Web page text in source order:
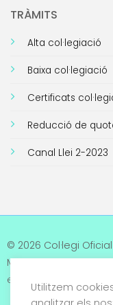
TRÀMITS
Alta col·legiació
Baixa col·legiació
Certificats
Reducció de
Canal Llei 2-2023
© 2026 Col·legi
Metges de
els drets reservats
Utilitzem